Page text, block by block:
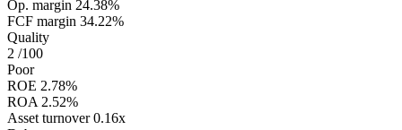
Op. margin 24.38%
FCF margin 34.22%
Quality
2 /100
Poor
ROE 2.78%
ROA 2.52%
Asset turnover 0.16x